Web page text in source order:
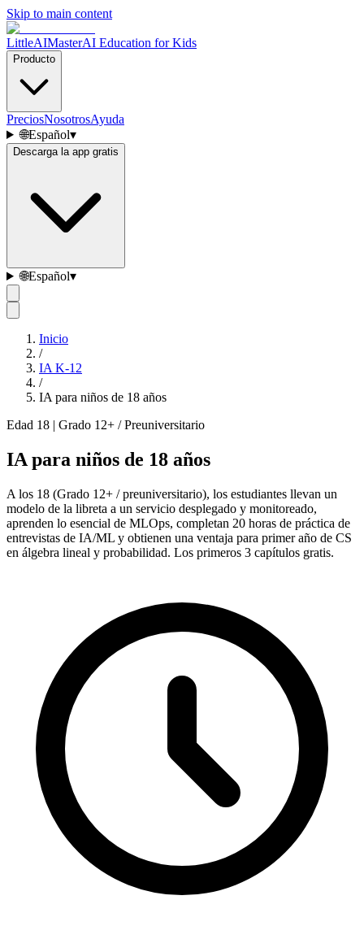
Skip to main content
LittleAIMasterAI Education for Kids
Producto
PreciosNosotrosAyuda
🌐Español▾
Descarga la app gratis
🌐Español▾
Inicio
/
IA K-12
/
IA para niños de 18 años
Edad 18 | Grado 12+ / Preuniversitario
IA para niños de 18 años
A los 18 (Grado 12+ / preuniversitario), los estudiantes llevan un
modelo de la libreta a un servicio desplegado y monitoreado,
aprenden lo esencial de MLOps, completan 20 horas de práctica de
entrevistas de IA/ML y obtienen una ventaja para primer año de CS
en álgebra lineal y probabilidad. Los primeros 3 capítulos gratis.